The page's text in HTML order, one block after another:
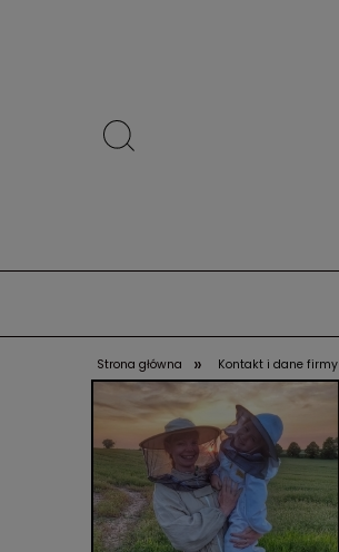
Strona główna » Kontakt i dane firmy